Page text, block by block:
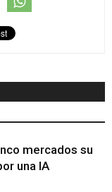
mercados su
una IA